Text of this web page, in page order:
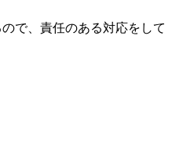
で、責任のある対応をして